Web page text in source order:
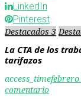
LinkedIn
Pinterest
Destacados 3
La CTA de los
tarifazos
access_timefebrero
comentario